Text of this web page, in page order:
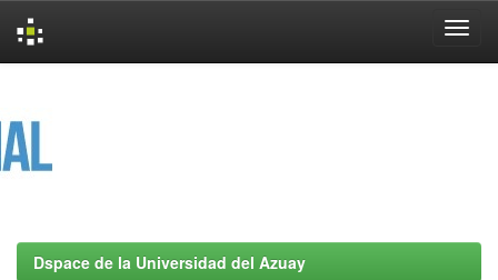
Dspace de la Universidad del Azuay